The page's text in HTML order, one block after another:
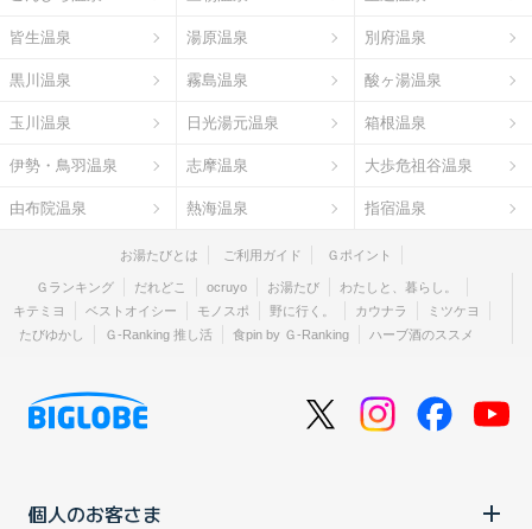
皆生温泉 湯原温泉 別府温泉
黒川温泉 霧島温泉 酸ヶ湯温泉
玉川温泉 日光湯元温泉 箱根温泉
伊勢・鳥羽温泉 志摩温泉 大歩危祖谷温泉
由布院温泉 熱海温泉 指宿温泉
お湯たびとは ご利用ガイド Ｇポイント
Ｇランキング だれどこ ocruyo お湯たび
わたしと、暮らし。
キテミヨ
ベストオイシー モノスポ 野に行く。 カウナラ
ミツケヨ
たびゆかし
Ｇ-Ranking 推し活 食pin by Ｇ-Ranking ハーブ酒のススメ
個人のお客さま